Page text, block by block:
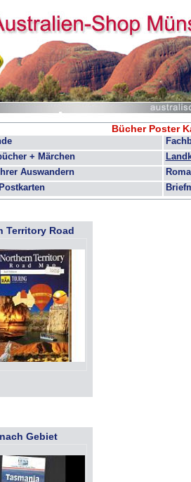
Bücher Poster
+ Märchen
Auswandern
Territory Road
Gebiet